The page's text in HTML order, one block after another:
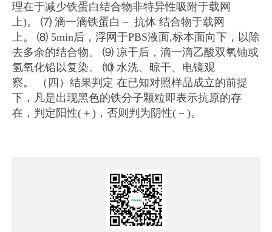
理在于减少铁蛋白结合物非特异性吸附于载网
上)。
⑺ 滴一滴铁蛋白－ 抗体 结合物于载网
上。 ⑻ 5min后，浮网于PBS液面,标本面向下，以除
去多余的结合物。
⑼ 凉干后，滴一滴乙酸双氧铀或
氢氧化铅以复染。
⑽ 水洗、晾干、电镜观
察。
（四）结果判定 在已知对照样品成立的前提
下，凡是出现黑色的铁分子颗粒即表示抗原的存
在，判定阳性(＋)，否则判为阴性(－)。